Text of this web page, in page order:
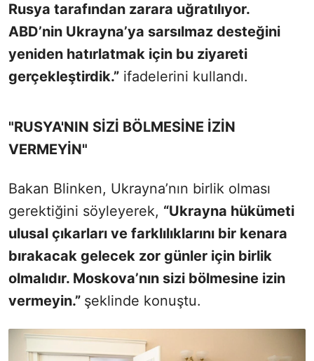
Rusya tarafından zarara uğratılıyor.
ABD’nin Ukrayna’ya sarsılmaz desteğini
yeniden hatırlatmak için bu ziyareti
gerçekleştirdik.” ifadelerini kullandı.
"RUSYA'NIN SİZİ BÖLMESİNE İZİN
VERMEYİN"
Bakan Blinken, Ukrayna’nın birlik olması
gerektiğini söyleyerek, “Ukrayna hükümeti
ulusal çıkarları ve farklılıklarını bir kenara
bırakacak gelecek zor günler için birlik
olmalıdır. Moskova’nın sizi bölmesine izin
vermeyin.” şeklinde konuştu.